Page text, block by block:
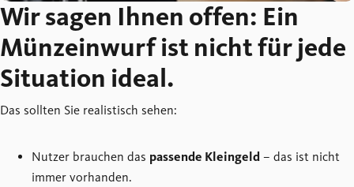
Wir sagen Ihnen offen: Ein
Münzeinwurf ist nicht für jede
Situation ideal.
Das sollten Sie realistisch sehen:
Nutzer brauchen das passende Kleingeld – das ist nicht
immer vorhanden.